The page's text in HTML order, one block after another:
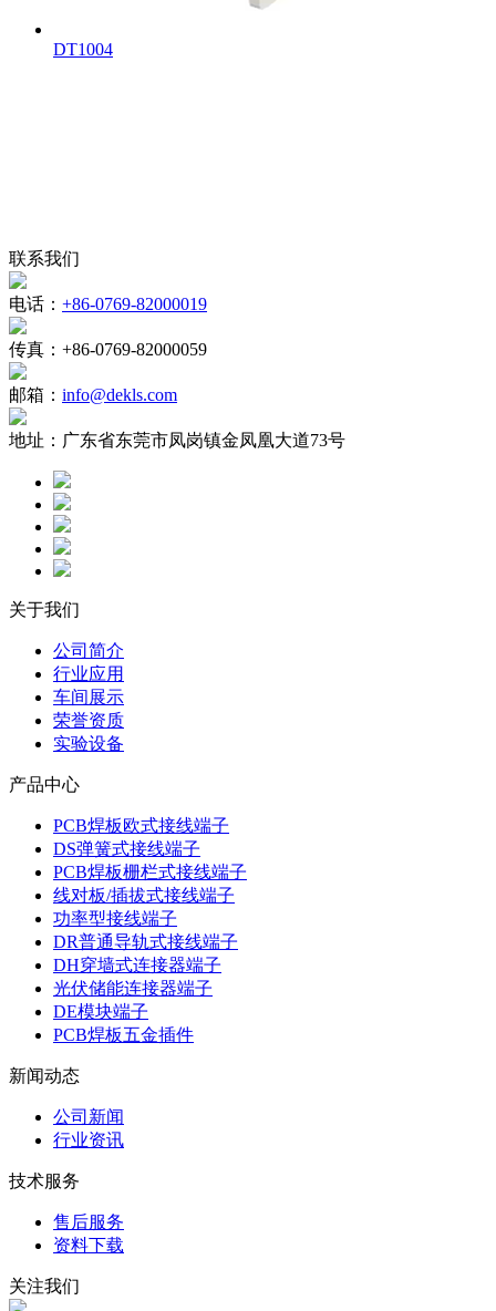
DT1004
联系我们
电话： +86-0769-82000019
传真： +86-0769-82000059
邮箱： info@dekls.com
地址： 广东省东莞市凤岗镇金凤凰大道73号
关于我们
公司简介
行业应用
车间展示
荣誉资质
实验设备
产品中心
PCB焊板欧式接线端子
DS弹簧式接线端子
PCB焊板栅栏式接线端子
线对板/插拔式接线端子
功率型接线端子
DR普通导轨式接线端子
DH穿墙式连接器端子
光伏储能连接器端子
DE模块端子
PCB焊板五金插件
新闻动态
公司新闻
行业资讯
技术服务
售后服务
资料下载
关注我们